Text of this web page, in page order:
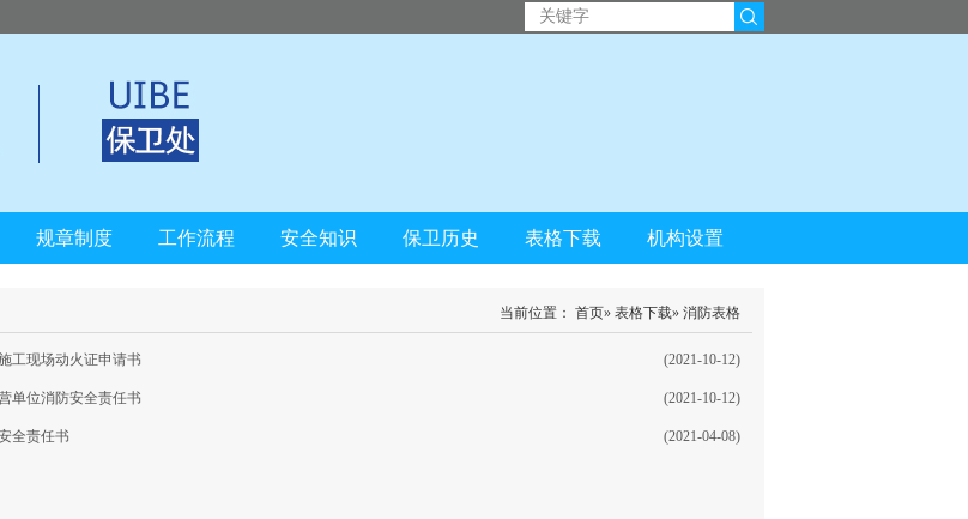
规章制度 工作流程 安全知识 保卫历史 表格下载 机构设置
当前位置： 首页» 表格下载» 消防表格
(2021-10-12)
工现场动火证申请书
(2021-10-12)
单位消防安全责任书
(2021-04-08)
全责任书